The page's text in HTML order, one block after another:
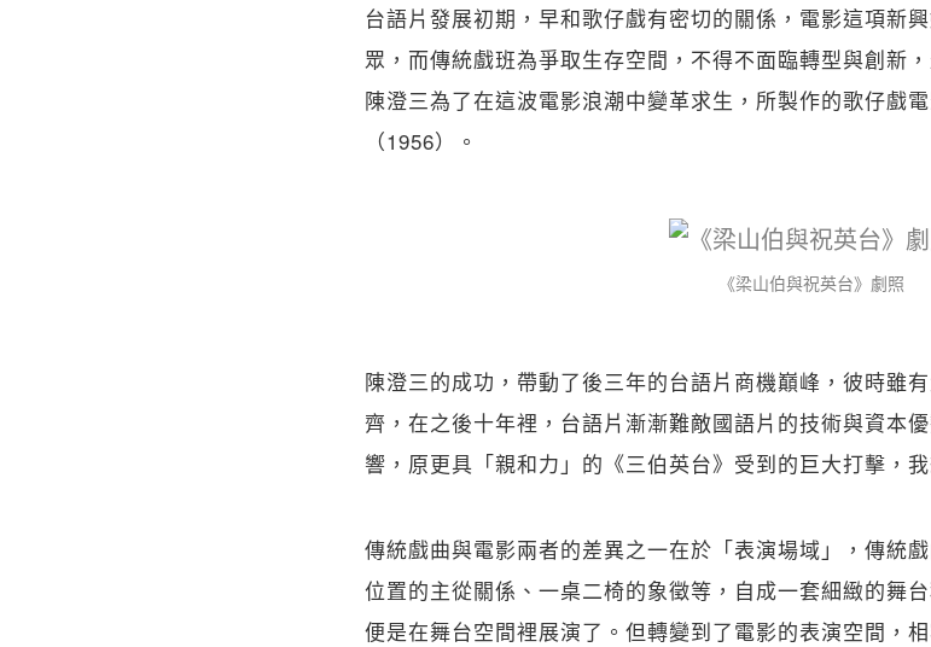
台語片發展初期，早和歌仔戲有密切的關係，電影這項新
眾，而傳統戲班為爭取生存空間，不得不面臨轉型與創新
陳澄三為了在這波電影浪潮中變革求生，所製作的歌仔戲
（1956）。
《梁山伯與祝英台》劇照
陳澄三的成功，帶動了後三年的台語片商機巔峰，彼時雖
齊，在之後十年裡，台語片漸漸難敵國語片的技術與資本
響，原更具「親和力」的《三伯英台》受到的巨大打擊，
傳統戲曲與電影兩者的差異之一在於「表演場域」，傳統
位置的主從關係、一桌二椅的象徵等，自成一套細緻的舞
便是在舞台空間裡展演了。但轉變到了電影的表演空間，
關閉